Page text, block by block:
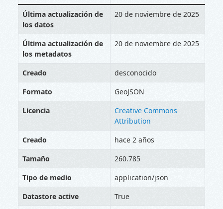
Última actualización de
los datos
20 de noviembre de 2025
Última actualización de
los metadatos
20 de noviembre de 2025
Creado
desconocido
Formato
GeoJSON
Licencia
Creative Commons
Attribution
Creado
hace 2 años
Tamaño
260.785
Tipo de medio
application/json
Datastore active
True